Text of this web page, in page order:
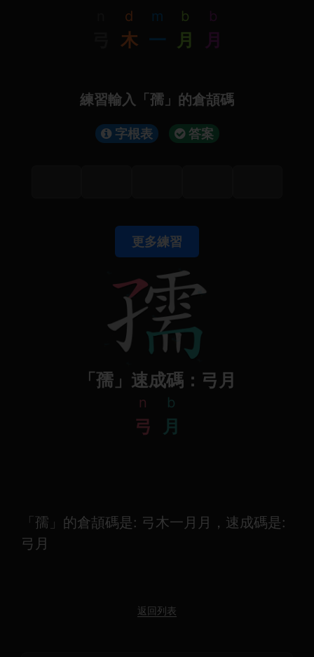
d
木
m
一
b
月
b
月
練習輸入「孺」的倉頡碼
字根表 答案
更多練習
「孺」速成碼：弓月
n
弓
b
月
「孺」的倉頡碼是: 弓木一月月，速成碼是:
弓月
返回列表